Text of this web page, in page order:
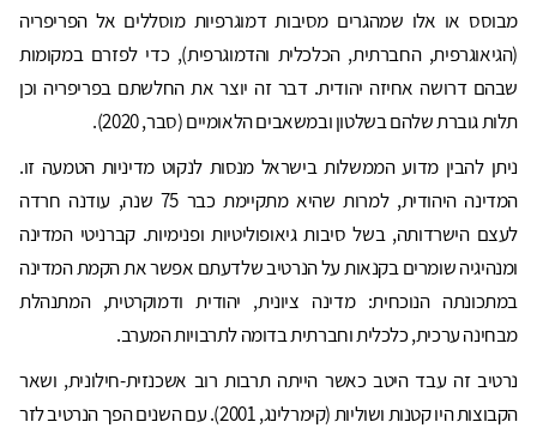
מבוסס או אלו שמהגרים מסיבות דמוגרפיות מוסללים אל הפריפריה
(הגיאוגרפית, החברתית, הכלכלית והדמוגרפית), כדי לפזרם במקומות
שבהם דרושה אחיזה יהודית. דבר זה יוצר את החלשתם בפריפריה וכן
תלות גוברת שלהם בשלטון ובמשאבים הלאומיים (סבר, 2020).
ניתן להבין מדוע הממשלות בישראל מנסות לנקוט מדיניות הטמעה זו.
המדינה היהודית, למרות שהיא מתקיימת כבר 75 שנה, עודנה חרדה
לעצם הישרדותה, בשל סיבות גיאופוליטיות ופנימיות. קברניטי המדינה
ומנהיגיה שומרים בקנאות על הנרטיב שלדעתם אפשר את הקמת המדינה
במתכונתה הנוכחית: מדינה ציונית, יהודית ודמוקרטית, המתנהלת
מבחינה ערכית, כלכלית וחברתית בדומה לתרבויות המערב.
נרטיב זה עבד היטב כאשר הייתה תרבות רוב אשכנזית-חילונית, ושאר
הקבוצות היו קטנות ושוליות (קימרלינג, 2001). עם השנים הפך הנרטיב לזר